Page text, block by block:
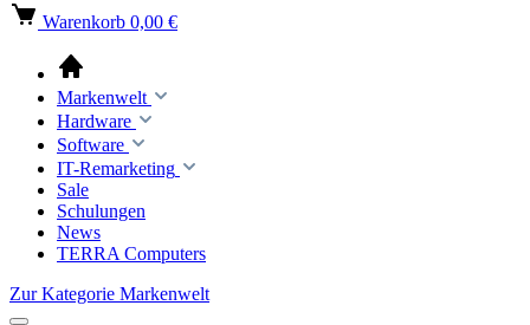
Warenkorb 0,00 €
Markenwelt
Hardware
Software
IT-Remarketing
Sale
Schulungen
News
TERRA Computers
Zur Kategorie Markenwelt